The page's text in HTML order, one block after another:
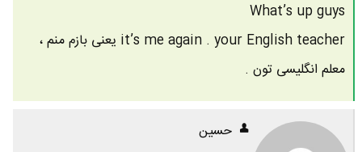
What’s up guys
it’s me again . your English teacher یعنی بازم منم ،
معلم انگلیسی تون .
حسین